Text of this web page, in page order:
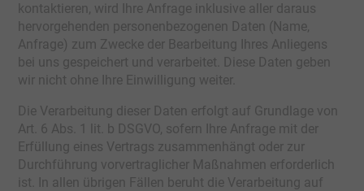
kontaktieren, wird Ihre Anfrage inklusive aller daraus
hervorgehenden personenbezogenen Daten (Name,
Anfrage) zum Zwecke der Bearbeitung Ihres Anliegens
bei uns gespeichert und verarbeitet. Diese Daten geben
wir nicht ohne Ihre Einwilligung weiter.
Die Verarbeitung dieser Daten erfolgt auf Grundlage von
Art. 6 Abs. 1 lit. b DSGVO, sofern Ihre Anfrage mit der
Erfüllung eines Vertrags zusammenhängt oder zur
Durchführung vorvertraglicher Maßnahmen erforderlich
ist. In allen übrigen Fällen beruht die Verarbeitung auf